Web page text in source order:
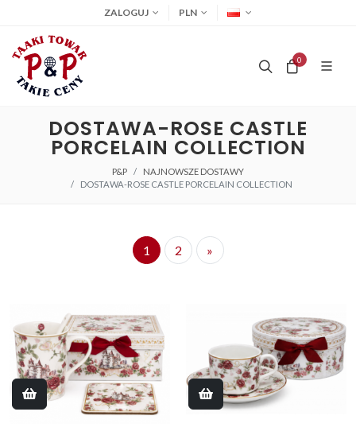
ZALOGUJ PLN
0
DOSTAWA-ROSE CASTLE
PORCELAIN COLLECTION
P&P
NAJNOWSZE DOSTAWY
DOSTAWA-ROSE CASTLE PORCELAIN COLLECTION
1 2 »